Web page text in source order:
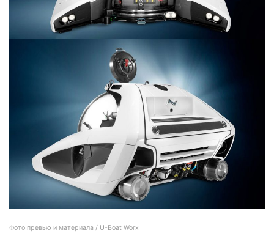
Фото превью и материала / U-Boat Worx